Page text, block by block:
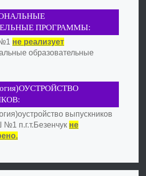
ПРОГРАММЫ:
не реализует
образовательные
выпускников
п.г.т.Безенчук не